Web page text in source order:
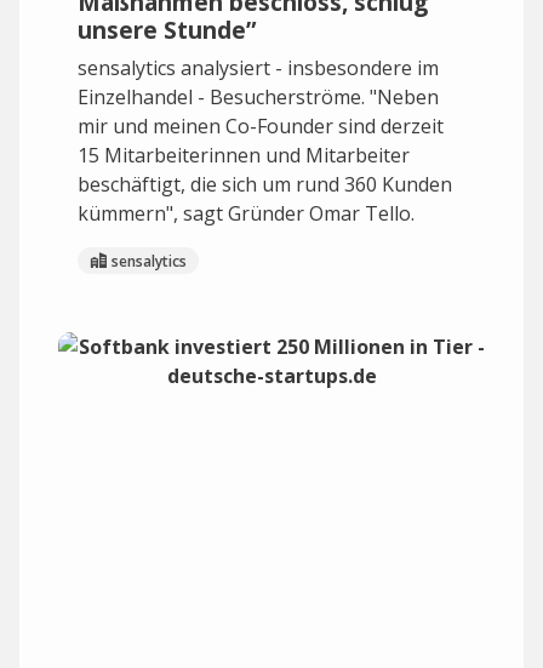
unsere Stunde”
sensalytics analysiert - insbesondere im
Einzelhandel - Besucherströme. "Neben
mir und meinen Co-Founder sind derzeit
15 Mitarbeiterinnen und Mitarbeiter
beschäftigt, die sich um rund 360 Kunden
kümmern", sagt Gründer Omar Tello.
sensalytics